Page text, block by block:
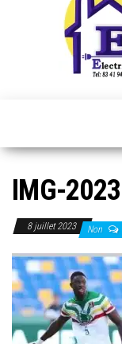
IMG-
8 juillet 2023 Non